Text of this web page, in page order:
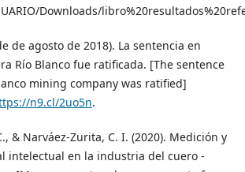
Downloads/
de agosto de 2018). La sentencia en
Río Blanco fue ratificada. [The sentence
mining company was ratified]
n9.cl/2uo5n.
& Narváez-Zurita, C. I. (2020). Medición y
intelectual en la industria del cuero -